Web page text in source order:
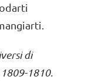
di
1810.